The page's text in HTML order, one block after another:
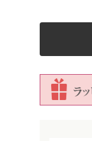
ア
数
量